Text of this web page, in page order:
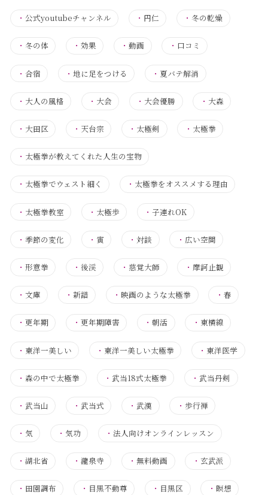
・ 公式youtubeチャンネル ・ 円仁 ・ 冬の乾燥
・ 冬の体 ・効果 ・動画 ・ 口コミ
・ 合宿 ・地に足をつける ・ 夏バテ解消
・ 大人の風格 ・ 大会 ・ 大会優勝 ・ 大森
・ 大田区 ・ 天台宗 ・ 太極剣 ・ 太極拳
・ 太極拳が教えてくれた人生の宝物
・ 太極拳でウェスト細く ・ 太極拳をオススメする理由
・ 太極拳教室 ・ 太極歩 ・子連れOK
・ 季節の変化 ・ 寅 ・対談 ・ 広い空間
・ 形意拳 ・後渓 ・ 慈覚大師 ・ 摩訶止観
・ 文庫 ・新譜 ・映画のような太極拳 ・ 春
・ 更年期 ・更年期障害 ・朝活 ・ 東横線
・ 東洋一美しい ・ 東洋一美しい太極拳 ・ 東洋医学
・ 森の中で太極拳 ・武当18式太極拳 ・武当丹剣
・ 武当山 ・武当式 ・武漢 ・ 歩行禅
・ 気 ・気功 ・法人向けオンラインレッスン
・ 湖北省 ・瀧泉寺 ・無料動画 ・ 玄武派
・ 田園調布 ・ 目黒不動尊 ・ 目黒区 ・ 瞑想